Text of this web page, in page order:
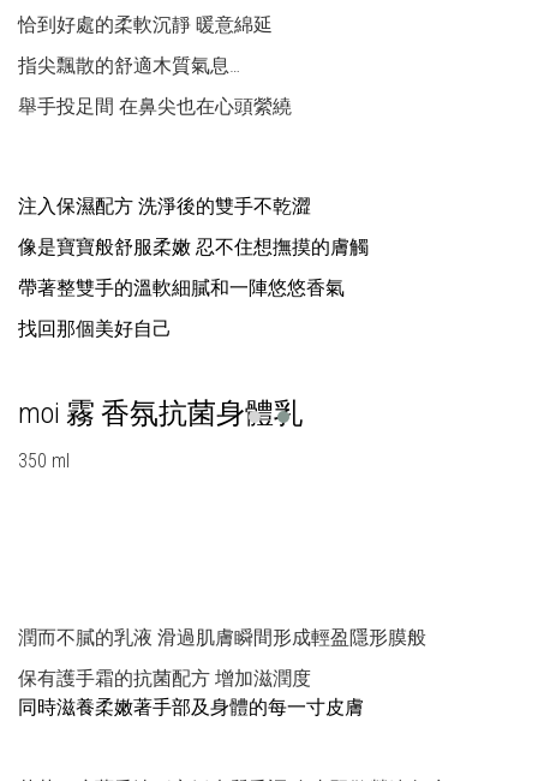
恰到好處的柔軟沉靜 暖意綿延
指尖飄散的舒適木質氣息…
舉手投足間 在鼻尖也在心頭縈繞
注入保濕配方 洗淨後的雙手不乾澀
像是寶寶般舒服柔嫩 忍不住想撫摸的膚觸
帶著整雙手的溫軟細膩和一陣悠悠香氣
找回那個美好自己
moi 霧 香氛抗菌身體乳
350 ml
潤而不膩的乳液 滑過肌膚瞬間形成輕盈隱形膜般
保有護手霜的抗菌配方 增加滋潤度
同時滋養柔嫩著手部及身體的每一寸皮膚